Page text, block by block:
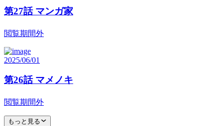
第27話 マンガ家
閲覧期間外
2025/06/01
第26話 マメノキ
閲覧期間外
もっと見る